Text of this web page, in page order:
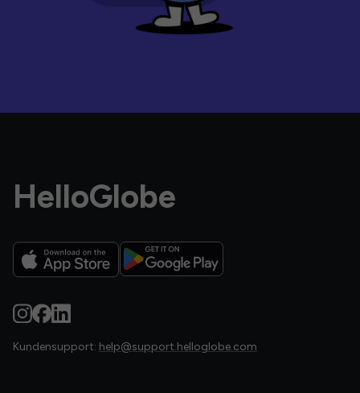
HelloGlobe
Kundensupport: help@support.helloglobe.com